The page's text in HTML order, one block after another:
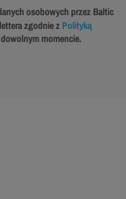
osobowych przez Baltic
zgodnie z Polityką
momencie.